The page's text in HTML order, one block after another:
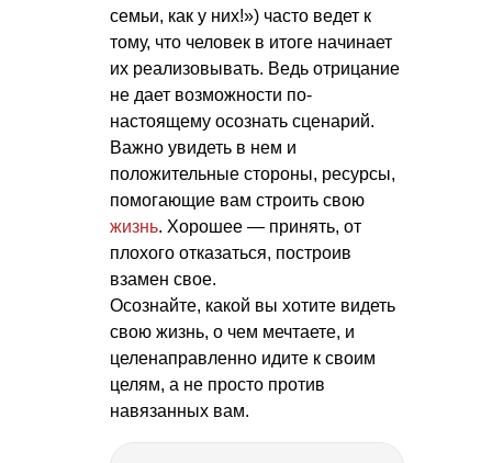
семьи, как у них!») часто ведет к
тому, что человек в итоге начинает
их реализовывать. Ведь отрицание
не дает возможности по-
настоящему осознать сценарий.
Важно увидеть в нем и
положительные стороны, ресурсы,
помогающие вам строить свою
жизнь. Хорошее — принять, от
плохого отказаться, построив
взамен свое.
Осознайте, какой вы хотите видеть
свою жизнь, о чем мечтаете, и
целенаправленно идите к своим
целям, а не просто против
навязанных вам.